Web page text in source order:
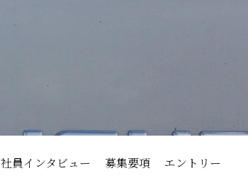
社員インタビュー 募集要項 エントリー